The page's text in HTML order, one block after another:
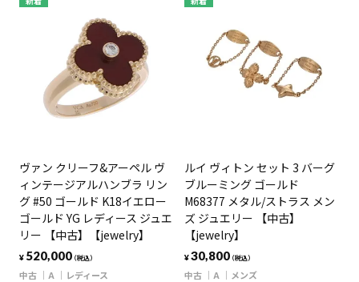
ヴァン クリーフ&アーペル ヴ
ィンテージアルハンブラ リン
グ #50 ゴールド K18イエロー
ゴールド YG レディース ジュエ
リー 【中古】【jewelry】
¥ 520,000（税込）
中古 A レディース
ルイ ヴィトン セット 3 バーグ
ブルーミング ゴールド
M68377 メタル/ストラス メン
ズ ジュエリー 【中古】
【jewelry】
¥30,800（税込）
中古 A メンズ